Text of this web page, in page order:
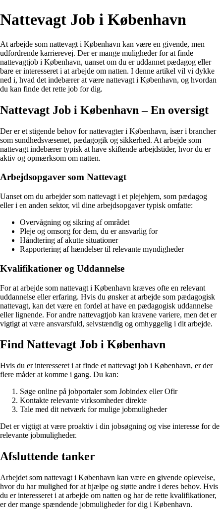
Nattevagt Job i København
At arbejde som nattevagt i København kan være en givende, men
udfordrende karrierevej. Der er mange muligheder for at finde
nattevagtjob i København, uanset om du er uddannet pædagog eller
bare er interesseret i at arbejde om natten. I denne artikel vil vi dykke
ned i, hvad det indebærer at være nattevagt i København, og hvordan
du kan finde det rette job for dig.
Nattevagt Job i København – En oversigt
Der er et stigende behov for nattevagter i København, især i brancher
som sundhedsvæsenet, pædagogik og sikkerhed. At arbejde som
nattevagt indebærer typisk at have skiftende arbejdstider, hvor du er
aktiv og opmærksom om natten.
Arbejdsopgaver som Nattevagt
Uanset om du arbejder som nattevagt i et plejehjem, som pædagog
eller i en anden sektor, vil dine arbejdsopgaver typisk omfatte:
Overvågning og sikring af området
Pleje og omsorg for dem, du er ansvarlig for
Håndtering af akutte situationer
Rapportering af hændelser til relevante myndigheder
Kvalifikationer og Uddannelse
For at arbejde som nattevagt i København kræves ofte en relevant
uddannelse eller erfaring. Hvis du ønsker at arbejde som pædagogisk
nattevagt, kan det være en fordel at have en pædagogisk uddannelse
eller lignende. For andre nattevagtjob kan kravene variere, men det er
vigtigt at være ansvarsfuld, selvstændig og omhyggelig i dit arbejde.
Find Nattevagt Job i København
Hvis du er interesseret i at finde et nattevagt job i København, er der
flere måder at komme i gang. Du kan:
Søge online på jobportaler som Jobindex eller Ofir
Kontakte relevante virksomheder direkte
Tale med dit netværk for mulige jobmuligheder
Det er vigtigt at være proaktiv i din jobsøgning og vise interesse for de
relevante jobmuligheder.
Afsluttende tanker
Arbejdet som nattevagt i København kan være en givende oplevelse,
hvor du har mulighed for at hjælpe og støtte andre i deres behov. Hvis
du er interesseret i at arbejde om natten og har de rette kvalifikationer,
er der mange spændende jobmuligheder for dig i København.